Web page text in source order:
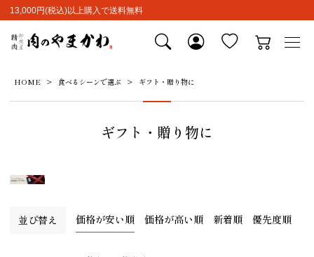
13,000円(税込)以上購入で送料無料
HOME 食べるシーンで選ぶ ギフト・贈り物に
ギフト・贈り物に
並び替え 価格が安い順 価格が高い順 新着順 優先度順